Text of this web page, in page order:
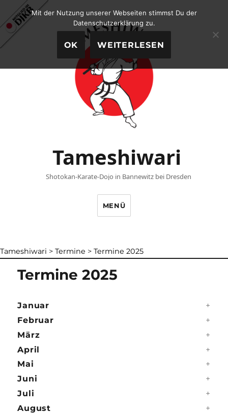
Tameshiwari
Shotokan-Karate-Dojo in Bannewitz bei Dresden
MENÜ
Tameshiwari > Termine > Termine 2025
Termine 2025
Januar
Februar
März
April
Mai
Juni
Juli
August
Mit der Nutzung unserer Webseiten stimmst Du der
Datenschutzerklärung zu.
OK WEITERLESEN